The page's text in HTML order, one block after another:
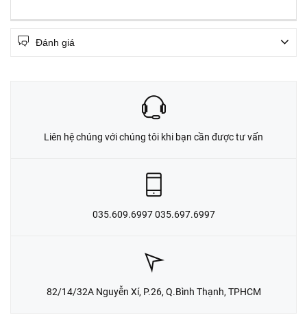
Đánh giá
Liên hệ chúng với chúng tôi khi bạn cần được tư vấn
035.609.6997 035.697.6997
82/14/32A Nguyễn Xí, P.26, Q.Bình Thạnh, TPHCM